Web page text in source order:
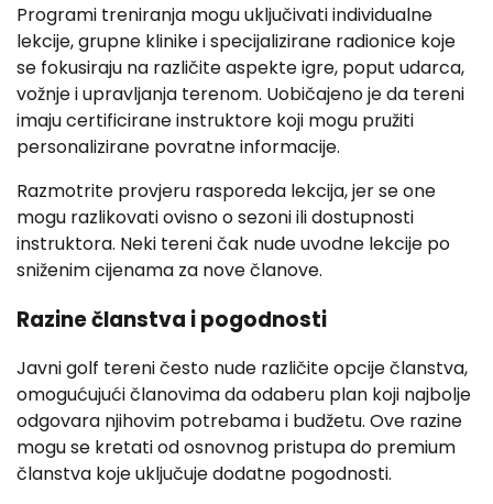
Programi treniranja mogu uključivati individualne
lekcije, grupne klinike i specijalizirane radionice koje
se fokusiraju na različite aspekte igre, poput udarca,
vožnje i upravljanja terenom. Uobičajeno je da tereni
imaju certificirane instruktore koji mogu pružiti
personalizirane povratne informacije.
Razmotrite provjeru rasporeda lekcija, jer se one
mogu razlikovati ovisno o sezoni ili dostupnosti
instruktora. Neki tereni čak nude uvodne lekcije po
sniženim cijenama za nove članove.
Razine članstva i pogodnosti
Javni golf tereni često nude različite opcije članstva,
omogućujući članovima da odaberu plan koji najbolje
odgovara njihovim potrebama i budžetu. Ove razine
mogu se kretati od osnovnog pristupa do premium
članstva koje uključuje dodatne pogodnosti.